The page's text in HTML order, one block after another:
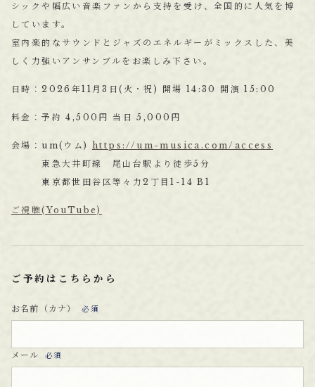
シックや幅広い音楽ファンから支持を受け、全国的に人気を博
しています。
室内楽的なサウンドとジャズのエネルギーがミックスした、美
しく力強いアンサンブルをお楽しみ下さい。
日時：2026年11月3日(火・祝) 開場 14:30 開演 15:00
料金：予約 4,500円 当日 5,000円
会場：um(ウム) https://um-musica.com/access
東急大井町線 尾山台駅より徒歩5分
東京都世田谷区等々力2丁目1-14 B1
ご視聴(YouTube)
ご予約はこちらから
お名前（カナ） 必須
メール 必須